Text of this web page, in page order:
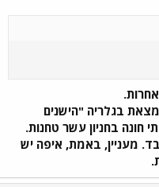
נמצאת בגלריה "הישנים
את ה-1011 ראיתי חונה בחניון עשר טחנות.
מעניין, באמת, איפה יש